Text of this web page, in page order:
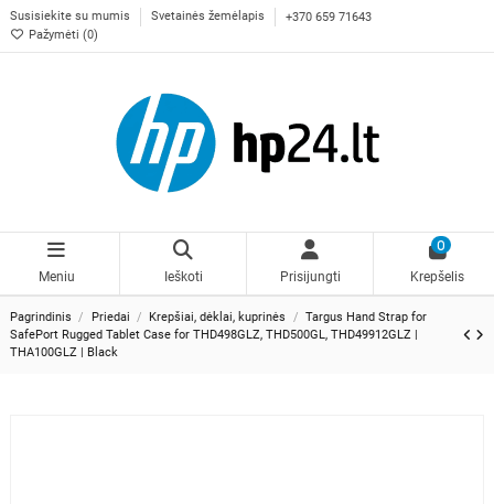
Susisiekite su mumis Svetainės žemėlapis
+370 659 71643
Pažymėti (0)
Meniu Ieškoti Prisijungti
0
Krepšelis
Pagrindinis Priedai Krepšiai, dėklai, kuprinės
Targus Hand Strap for
SafePort Rugged Tablet Case for THD498GLZ, THD500GL, THD49912GLZ |
THA100GLZ | Black